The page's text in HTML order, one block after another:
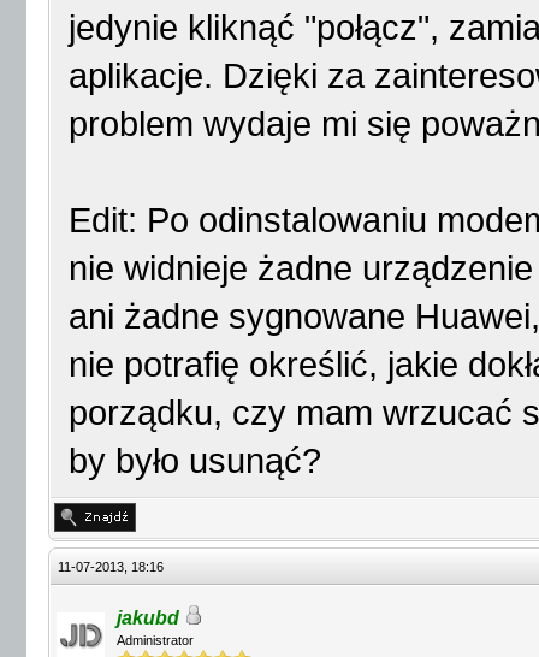
jedynie kliknąć "połącz",
aplikacje. Dzięki za
problem wydaje mi się
Edit: Po odinstalowaniu
nie widnieje żadne
ani żadne sygnowane
nie potrafię określić, jakie
porządku, czy mam wrzucać
by było usunąć?
11-07-2013, 18:16
jakubd
Administrator